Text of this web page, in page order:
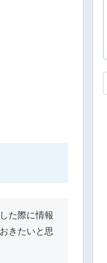
た際に情報
きたいと思